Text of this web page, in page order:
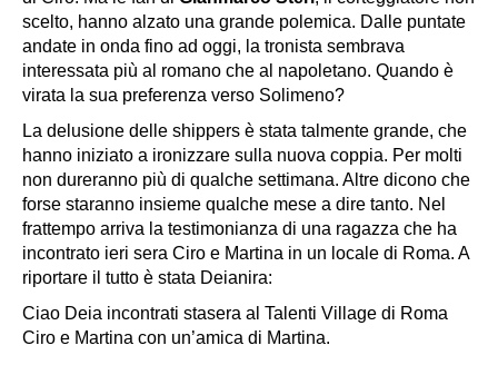
scelto, hanno alzato una grande polemica. Dalle puntate
andate in onda fino ad oggi, la tronista sembrava
interessata più al romano che al napoletano. Quando è
virata la sua preferenza verso Solimeno?
La delusione delle shippers è stata talmente grande, che
hanno iniziato a ironizzare sulla nuova coppia. Per molti
non dureranno più di qualche settimana. Altre dicono che
forse staranno insieme qualche mese a dire tanto. Nel
frattempo arriva la testimonianza di una ragazza che ha
incontrato ieri sera Ciro e Martina in un locale di Roma. A
riportare il tutto è stata Deianira:
Ciao Deia incontrati stasera al Talenti Village di Roma
Ciro e Martina con un’amica di Martina.